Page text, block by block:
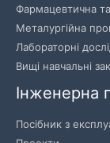
Фармацевтична
Металургійна
Лабораторні
Вищі навчальні
Інженерна
Посібник з